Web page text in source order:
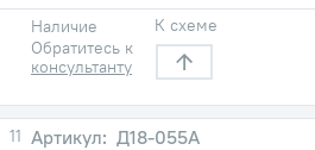
Наличие
Обратитесь к
консультанту
К схеме
11
Д18-055А